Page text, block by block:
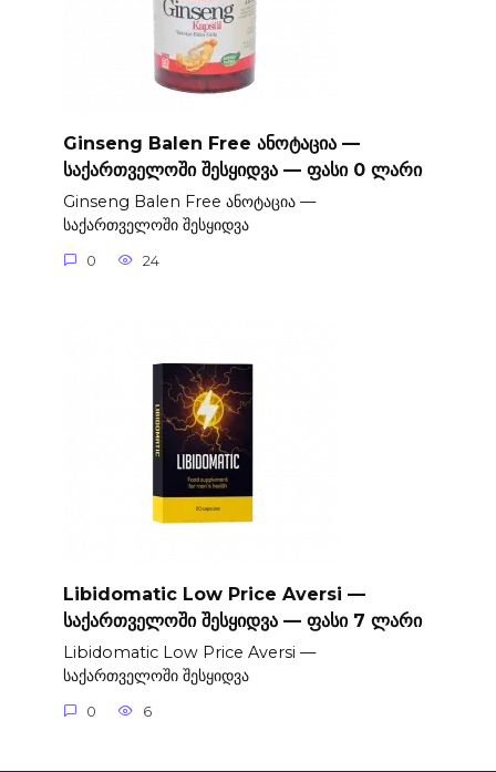
Ginseng Balen Free ანოტაცია —
საქართველოში შესყიდვა — ფასი 0 ლარი
Ginseng Balen Free ანოტაცია —
საქართველოში შესყიდვა
0 24
Libidomatic Low Price Aversi —
საქართველოში შესყიდვა — ფასი 7 ლარი
Libidomatic Low Price Aversi —
საქართველოში შესყიდვა
0 6